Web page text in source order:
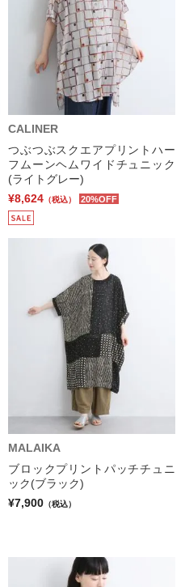
CALINER
つぶつぶスクエアプリントハー
フムーンヘムワイドチュニック
(ライトグレー)
¥8,624 （税込） 20%OFF
MALAIKA
ブロックプリントパッチチュニ
ック(ブラック)
¥7,900 （税込）